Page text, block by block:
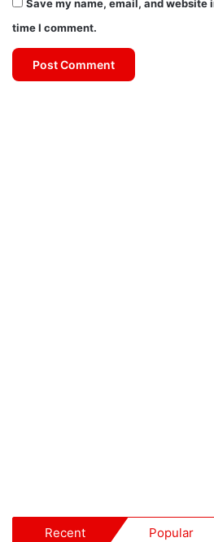
Save my name, email, and website
time I comment.
Recent Popular